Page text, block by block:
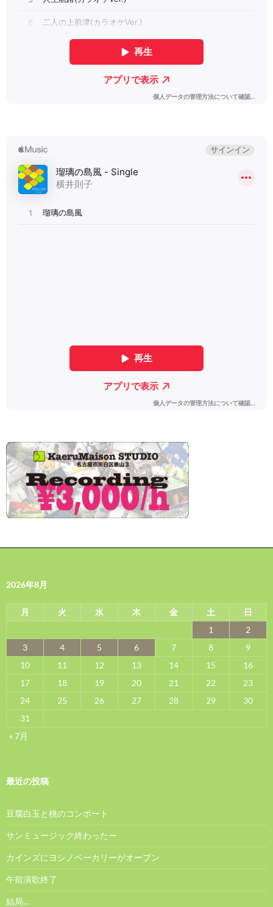
2026年8月
月 火 水 木 金 土
日
1
2
3
4 5 6 7 8
9
10
11 12 13 14 15
16
17
18 19 20 21 22
23
24
25 26 27 28 29
30
31
« 7月
最近の投稿
豆腐白玉と桃のコンポート
サンミュージック終わったー
カインズにヨシノベーカリーがオープン
午前演歌終了
結局…